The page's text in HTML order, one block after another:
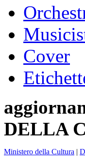
Cover
DELLA
Ministero della Cultura |